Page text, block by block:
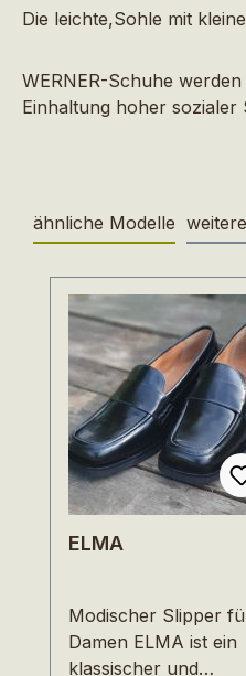
Die leichte,Sohle mit
WERNER-Schuhe
Einhaltung hoher sozialer
ähnliche Modelle
ELMA
Modischer Slipper
Damen ELMA ist ein
klassischer und